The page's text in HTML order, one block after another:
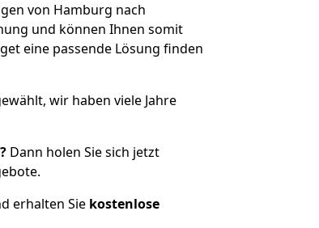
von Hamburg nach
und können Ihnen somit
eine passende Lösung finden
wir haben viele Jahre
Dann holen Sie sich jetzt
erhalten Sie kostenlose